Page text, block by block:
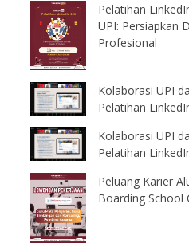
Pelatihan
UPI: Persiapkan
Profesional
Kolaborasi UPI
Pelatihan
Kolaborasi UPI
Pelatihan
Peluang Karier
Boarding School